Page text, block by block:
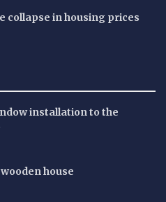
collapse in housing prices
installation to the
house